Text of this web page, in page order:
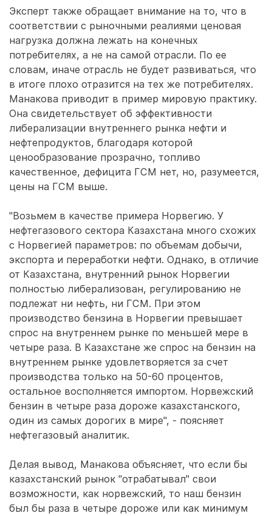
Эксперт также обращает внимание на то, что в
соответствии с рыночными реалиями ценовая
нагрузка должна лежать на конечных
потребителях, а не на самой отрасли. По ее
словам, иначе отрасль не будет развиваться, что
в итоге плохо отразится на тех же потребителях.
Манакова приводит в пример мировую практику.
Она свидетельствует об эффективности
либерализации внутреннего рынка нефти и
нефтепродуктов, благодаря которой
ценообразование прозрачно, топливо
качественное, дефицита ГСМ нет, но, разумеется,
цены на ГСМ выше.
"Возьмем в качестве примера Норвегию. У
нефтегазового сектора Казахстана много схожих
с Норвегией параметров: по объемам добычи,
экспорта и переработки нефти. Однако, в отличие
от Казахстана, внутренний рынок Норвегии
полностью либерализован, регулированию не
подлежат ни нефть, ни ГСМ. При этом
производство бензина в Норвегии превышает
спрос на внутреннем рынке по меньшей мере в
четыре раза. В Казахстане же спрос на бензин на
внутреннем рынке удовлетворяется за счет
производства только на 50-60 процентов,
остальное восполняется импортом. Норвежский
бензин в четыре раза дороже казахстанского,
один из самых дорогих в мире", - поясняет
нефтегазовый аналитик.
Делая вывод, Манакова объясняет, что если бы
казахстанский рынок "отрабатывал" свои
возможности, как норвежский, то наш бензин
был бы раза в четыре дороже или как минимум